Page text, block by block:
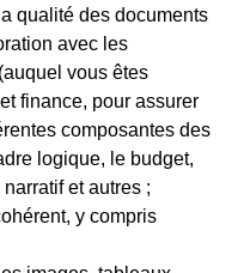
qualité des documents
avec les
vous êtes
finance, pour assurer
composantes des
logique, le budget,
et autres ;
y compris